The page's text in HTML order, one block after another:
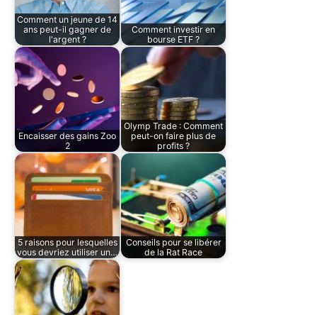
Comment un jeune de 14
ans peut-il gagner de
l'argent ?
Comment investir en
bourse ETF ?
Encaisser des gains Zoo
2
Olymp Trade : Comment
peut-on faire plus de
profits ?
5 raisons pour lesquelles
vous devriez utiliser un…
Conseils pour se libérer
de la Rat Race